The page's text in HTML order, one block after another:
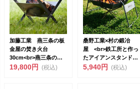
加藤工業 燕三条の板
金屋の焚き火台
30cm<br>燕三条の町
工場が作る...
19,800円 (税込)
桑野工業×村の鍛冶
屋 <br>鉄工所と作っ
たアイアンスタンド＋
ブランキン...
5,940円 (税込)